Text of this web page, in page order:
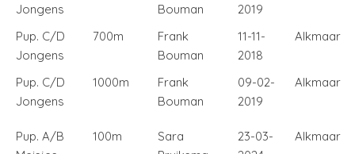
Jongens
Bouman
2019
Pup. C/D
Jongens
700m
Frank
Bouman
11-11-
2018
Alkmaar
Pup. C/D
Jongens
1000m
Frank
Bouman
09-02-
2019
Alkmaar
Pup. A/B
100m
Sara
23-03-
Alkmaar